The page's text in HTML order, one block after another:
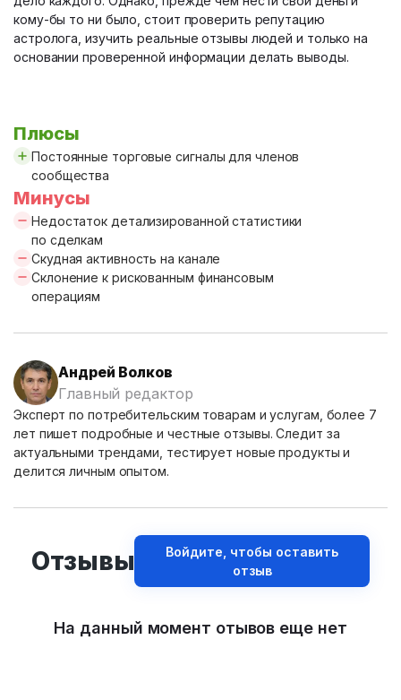
кому-бы то ни было, стоит проверить репутацию
астролога, изучить реальные отзывы людей и только на
основании проверенной информации делать выводы.
Плюсы
Постоянные торговые сигналы для членов
сообщества
Минусы
Недостаток детализированной статистики
по сделкам
Скудная активность на канале
Склонение к рискованным финансовым
операциям
Андрей Волков
Главный редактор
Эксперт по потребительским товарам и услугам, более 7
лет пишет подробные и честные отзывы. Следит за
актуальными трендами, тестирует новые продукты и
делится личным опытом.
Отзывы
Войдите, чтобы оставить
отзыв
На данный момент отывов еще нет